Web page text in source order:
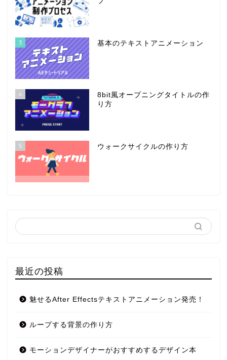
3 基本のテキストアニメーション
4
8bit風オープニングタイトルの作
り方
5 ウォークサイクルの作り方
最近の投稿
魅せるAfter Effectsテキストアニメーション発売！
ループする背景の作り方
モーションデザイナーがおすすめするデザイン本